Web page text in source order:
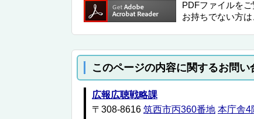
PDFファイルを
お持ちでない方
このページの内容に関するお問い
広報広聴戦略課
〒308-8616 筑西市丙360番地 本庁舎4